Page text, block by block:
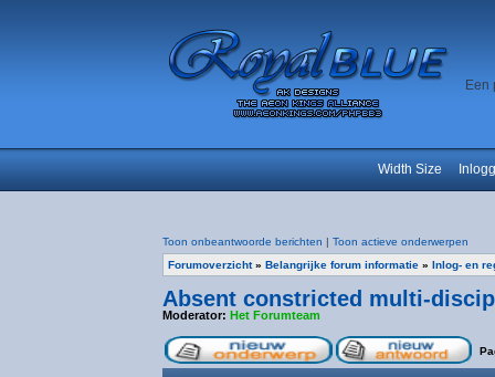
Een
Width Size
Toon onbeantwoorde berichten | Toon actieve onderwerpen
Forumoverzicht» Belangrijke forum informatie » Inlog- en
Absent constricted multi-
Moderator: Het Forumteam